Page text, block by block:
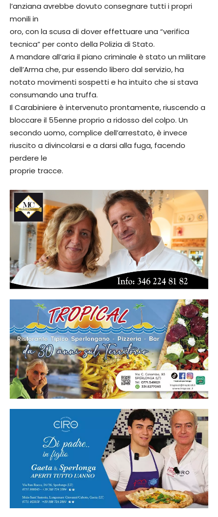
l’anziana avrebbe dovuto consegnare tutti i propri
monili in
oro, con la scusa di dover effettuare una “verifica
tecnica” per conto della Polizia di Stato.
A mandare all’aria il piano criminale è stato un militare
dell’Arma che, pur essendo libero dal servizio, ha
notato movimenti sospetti e ha intuito che si stava
consumando una truffa.
Il Carabiniere è intervenuto prontamente, riuscendo a
bloccare il 55enne proprio a ridosso del colpo. Un
secondo uomo, complice dell’arrestato, è invece
riuscito a divincolarsi e a darsi alla fuga, facendo
perdere le
proprie tracce.